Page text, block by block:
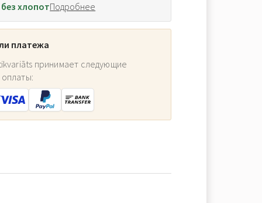
хлопотПодробнее
платежа
принимает следующие